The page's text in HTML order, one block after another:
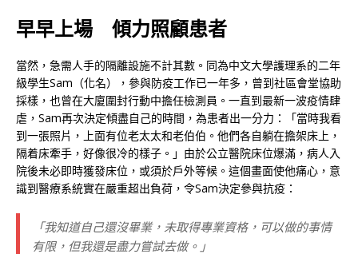
早早上場 傾力照顧患者
當然，急需人手的隔離設施不計其數。同為中文大學護理系的二年
級學生Sam（化名），參與防疫工作已一年多，曾到社區會堂協助
採樣，也曾在大廈圍封行動中擔任檢測員。一直到最新一波疫情肆
虐，Sam再次決定傾盡自己的時間，為患者出一分力：「當時我看
到一張照片，上面有位老太太和老伯伯。他們各自躺在擔架床上，
隔着床牽手，好像很冷的樣子。」由於公立醫院床位爆滿，病人入
院後未必即時獲發床位，或須於戶外等候。這個畫面使他痛心，意
識到醫療系統實在嚴重超出負荷，令Sam決定參與抗疫：
「我知道自己還沒畢業，未取得專業資格，可以做的事情
有限，但我還是盡力嘗試去做。」